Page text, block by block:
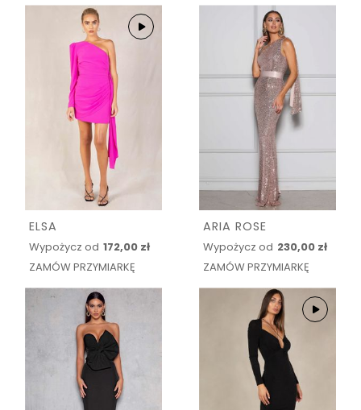
ELSA
Wypożycz od 172,00 zł
ZAMÓW PRZYMIARKĘ
ARIA ROSE
Wypożycz od 230,00 zł
ZAMÓW PRZYMIARKĘ